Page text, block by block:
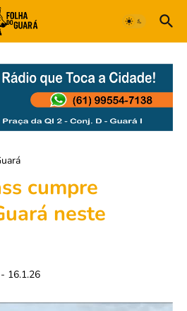
cumpre
neste
- 16.1.26